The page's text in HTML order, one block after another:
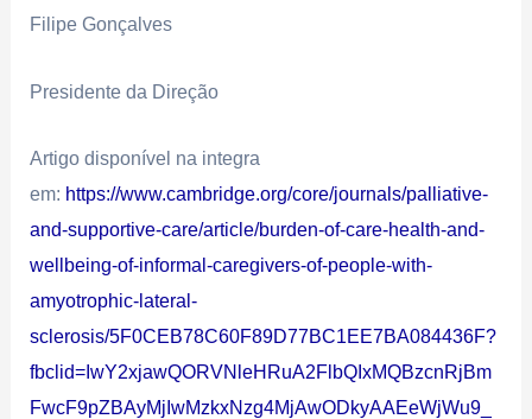
Filipe Gonçalves
Presidente da Direção
Artigo disponível na integra
em: https://www.cambridge.org/core/journals/palliative-
and-supportive-care/article/burden-of-care-health-and-
wellbeing-of-informal-caregivers-of-people-with-
amyotrophic-lateral-
sclerosis/5F0CEB78C60F89D77BC1EE7BA084436F?
fbclid=IwY2xjawQORVNleHRuA2FlbQIxMQBzcnRjBm
FwcF9pZBAyMjIwMzkxNzg4MjAwODkyAAEeWjWu9_